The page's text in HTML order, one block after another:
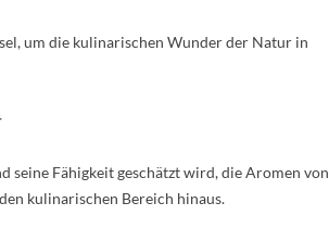
um die kulinarischen Wunder der Natur in
seine Fähigkeit geschätzt wird, die Aromen von
kulinarischen Bereich hinaus.